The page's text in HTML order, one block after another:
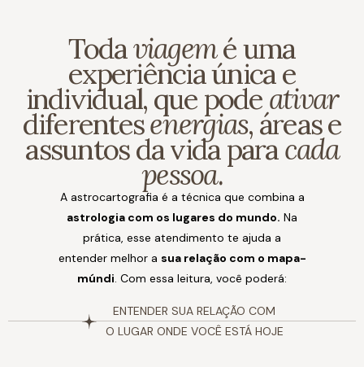
Todaviagemé uma
experiência única e
individual, que pode ativar
diferentesenergias, áreas e
assuntos da vida paracada
pessoa.
A astrocartografia é a técnica que combina a
astrologia com os lugares do mundo. Na
prática, esse atendimento te ajuda a
entender melhor a sua relação com o mapa-
múndi. Com essa leitura, você poderá:
ENTENDER SUA RELAÇÃO COM
O LUGAR ONDE VOCÊ ESTÁ HOJE